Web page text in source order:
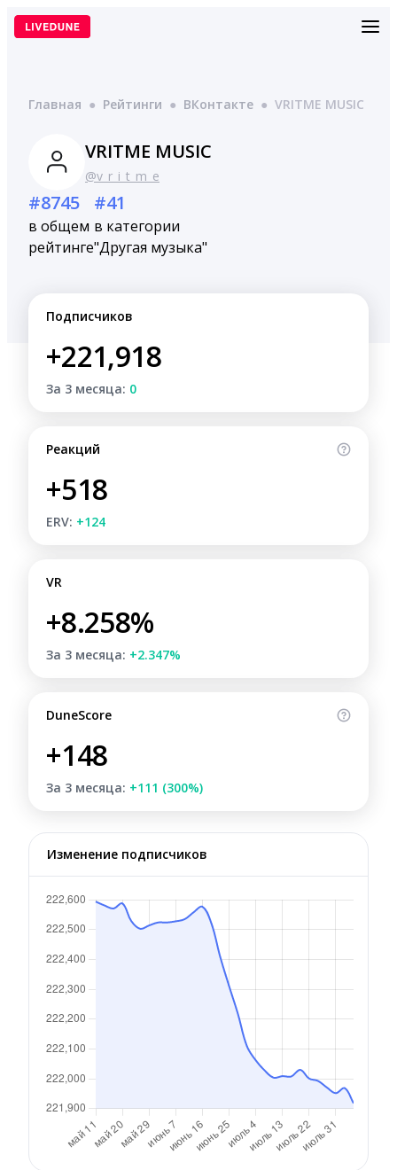
Перейти
Главная ● Рейтинги ● ВКонтакте ● VRITME MUSIC
VRITME MUSIC
@v_r_i_t_m_e
#8745
в общем
рейтинге
#41
в категории
"Другая музыка"
Подписчиков
+221,918
За 3 месяца: 0
Реакций
+518
ERV: +124
VR
+8.258%
За 3 месяца: +2.347%
DuneScore
+148
За 3 месяца: +111 (300%)
Изменение подписчиков